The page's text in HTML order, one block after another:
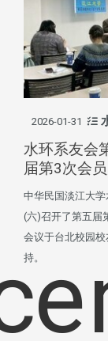
2026-01-31
水环系友会
届第3次会
中华民国淡江大
(六)召开了第五届
会议于台北校园
持。